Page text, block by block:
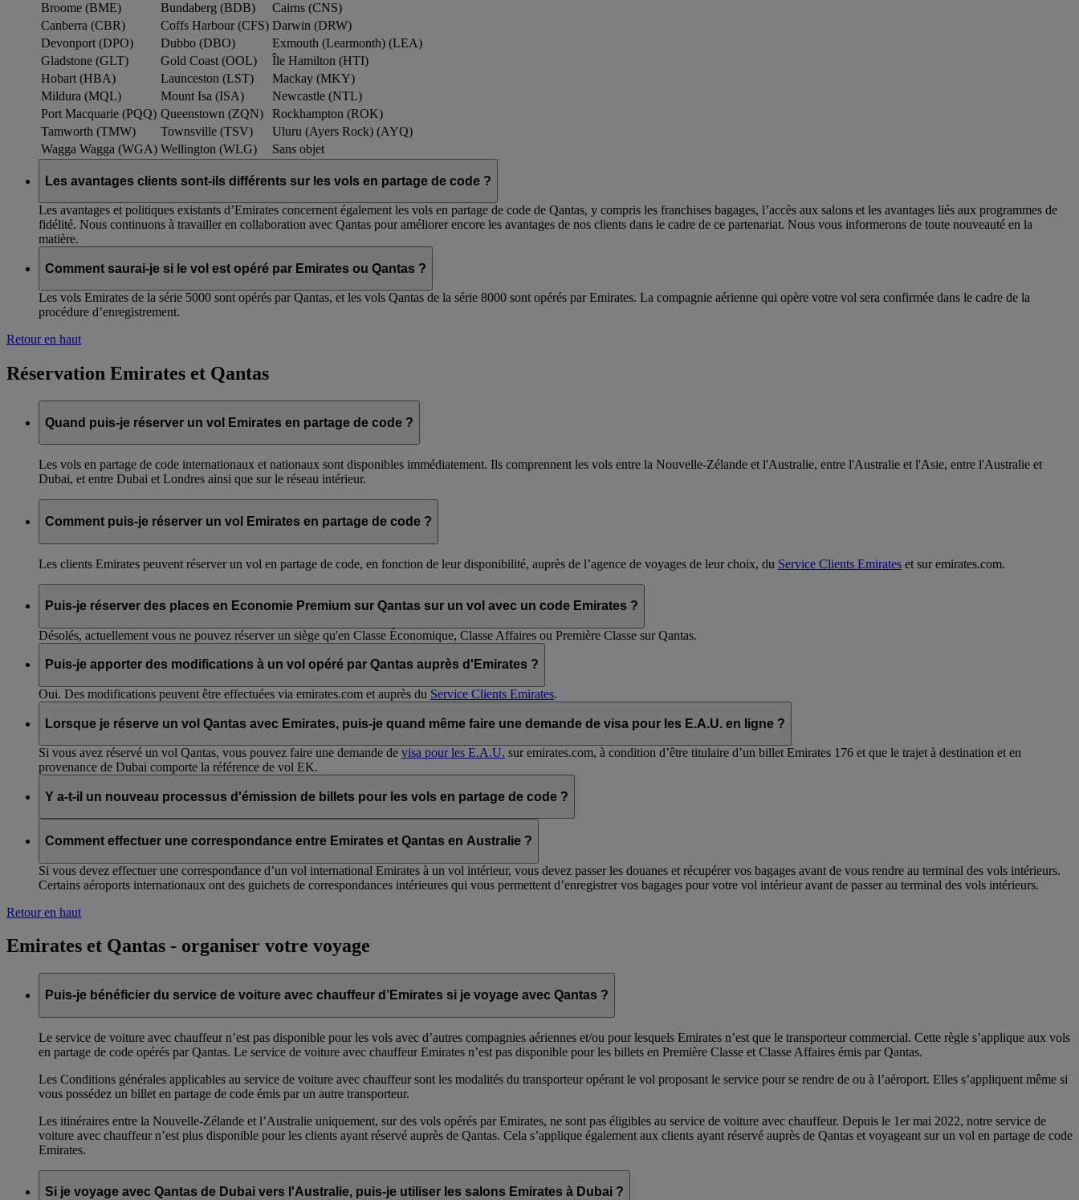
Broome (BME)
Bundaberg (BDB)
Cairns (CNS)
Canberra (CBR)
Coffs Harbour (CFS) Darwin (DRW)
Devonport (DPO)
Dubbo (DBO)
Exmouth (Learmonth) (LEA)
Gladstone (GLT)
Gold Coast (OOL)
Île Hamilton (HTI)
Hobart (HBA)
Launceston (LST)
Mackay (MKY)
Mildura (MQL)
Mount Isa (ISA)
Newcastle (NTL)
Port Macquarie (PQQ) Queenstown (ZQN)
Rockhampton (ROK)
Tamworth (TMW)
Townsville (TSV)
Uluru (Ayers Rock) (AYQ)
Wagga Wagga (WGA) Wellington (WLG) Sans objet
Les avantages clients sont-ils différents sur les vols en partage de code ?
Les avantages et politiques existants d’Emirates concernent également les vols en partage de code de Qantas, y compris les franchises bagages, l’accès aux salons et les avantages liés aux programmes de
fidélité. Nous continuons à travailler en collaboration avec Qantas pour améliorer encore les avantages de nos clients dans le cadre de ce partenariat. Nous vous informerons de toute nouveauté en la
matière.
Comment saurai-je si le vol est opéré par Emirates ou Qantas ?
Les vols Emirates de la série 5000 sont opérés par Qantas, et les vols Qantas de la série 8000 sont opérés par Emirates. La compagnie aérienne qui opère votre vol sera confirmée dans le cadre de la
procédure d’enregistrement.
Retour en haut
Réservation Emirates et Qantas
Quand puis-je réserver un vol Emirates en partage de code ?
Les vols en partage de code internationaux et nationaux sont disponibles immédiatement. Ils comprennent les vols entre la Nouvelle-Zélande et l'Australie, entre l'Australie et l'Asie, entre l'Australie et
Dubai, et entre Dubai et Londres ainsi que sur le réseau intérieur.
Comment puis-je réserver un vol Emirates en partage de code ?
Les clients Emirates peuvent réserver un vol en partage de code, en fonction de leur disponibilité, auprès de l’agence de voyages de leur choix, du Service Clients Emirates et sur emirates.com.
Puis-je réserver des places en Economie Premium sur Qantas sur un vol avec un code Emirates ?
Désolés, actuellement vous ne pouvez réserver un siège qu'en Classe Économique, Classe Affaires ou Première Classe sur Qantas.
Puis-je apporter des modifications à un vol opéré par Qantas auprès d'Emirates ?
Oui. Des modifications peuvent être effectuées via emirates.com et auprès du Service Clients Emirates.
Lorsque je réserve un vol Qantas avec Emirates, puis-je quand même faire une demande de visa pour les E.A.U. en ligne ?
Si vous avez réservé un vol Qantas, vous pouvez faire une demande de visa pour les E.A.U. sur emirates.com, à condition d’être titulaire d’un billet Emirates 176 et que le trajet à destination et en
provenance de Dubai comporte la référence de vol EK.
Y a-t-il un nouveau processus d'émission de billets pour les vols en partage de code ?
Comment effectuer une correspondance entre Emirates et Qantas en Australie ?
Si vous devez effectuer une correspondance d’un vol international Emirates à un vol intérieur, vous devez passer les douanes et récupérer vos bagages avant de vous rendre au terminal des vols intérieurs.
Certains aéroports internationaux ont des guichets de correspondances intérieures qui vous permettent d’enregistrer vos bagages pour votre vol intérieur avant de passer au terminal des vols intérieurs.
Retour en haut
Emirates et Qantas - organiser votre voyage
Puis-je bénéficier du service de voiture avec chauffeur d’Emirates si je voyage avec Qantas ?
Le service de voiture avec chauffeur n’est pas disponible pour les vols avec d’autres compagnies aériennes et/ou pour lesquels Emirates n’est que le transporteur commercial. Cette règle s’applique aux vols
en partage de code opérés par Qantas. Le service de voiture avec chauffeur Emirates n’est pas disponible pour les billets en Première Classe et Classe Affaires émis par Qantas.
Les Conditions générales applicables au service de voiture avec chauffeur sont les modalités du transporteur opérant le vol proposant le service pour se rendre de ou à l’aéroport. Elles s’appliquent même si
vous possédez un billet en partage de code émis par un autre transporteur.
Les itinéraires entre la Nouvelle-Zélande et l’Australie uniquement, sur des vols opérés par Emirates, ne sont pas éligibles au service de voiture avec chauffeur. Depuis le 1er mai 2022, notre service de
voiture avec chauffeur n’est plus disponible pour les clients ayant réservé auprès de Qantas. Cela s’applique également aux clients ayant réservé auprès de Qantas et voyageant sur un vol en partage de code
Emirates.
Si je voyage avec Qantas de Dubai vers l'Australie, puis-je utiliser les salons Emirates à Dubai ?